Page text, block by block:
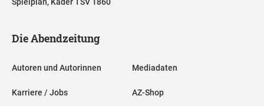
Die Abendzeitung
Autoren und Autorinnen
Karriere / Jobs
Mediadaten
AZ-Shop